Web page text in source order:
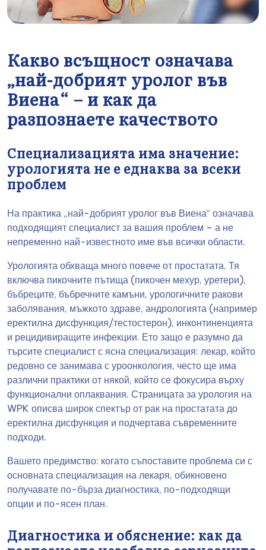
Какво всъщност означава
„най-добрият уролог във
Виена“ – и как да
разпознаете качеството
Специализацията има значение:
урологията не е еднаква за всеки
проблем
На практика „най-добрият уролог във Виена“ означава
подходящият специалист за вашия проблем – а не
непременно най-известното име във всички области.
Урологията обхваща много повече от простатата. Тя
включва пикочните пътища (пикочен мехур, уретери),
бъбреците, бъбречните камъни, урологичните ракови
заболявания, мъжкото здраве, андрологията (например
еректилна дисфункция/тестостерон), инконтиненцията
и рецидивиращите инфекции. Ето защо е разумно да
търсите специалист с ясна специализация: лекар, който
редовно се занимава с уроонкология, често ще има
различни практики от някой, който се фокусира върху
функционални оплаквания. Страницата за урология на
WPK описва широк спектър от рак на простатата до
еректилна дисфункция и подчертава съвременните
подходи.
Вашето предимство: когато съпоставите проблема си с
основната специализация на лекаря, обикновено
получавате по-бърза диагностика, по-подходящи
опции и по-ясен план.
Диагностика и обяснение: как да